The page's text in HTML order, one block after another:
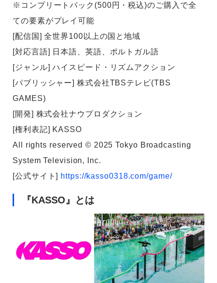
※コンプリートパック(500円・税込)のご購入で全
ての要素がプレイ可能
[配信国] 全世界100以上の国と地域
[対応言語] 日本語、英語、ポルトガル語
[ジャンル] ハイスピード・リズムアクション
[パブリッシャー] 株式会社TBSテレビ(TBS
GAMES)
[開発] 株式会社ナウプロダクション
[権利表記] KASSO
All rights reserved © 2025 Tokyo Broadcasting
System Television, Inc.
[公式サイト] https://kasso0318.com/game/
『KASSO』とは